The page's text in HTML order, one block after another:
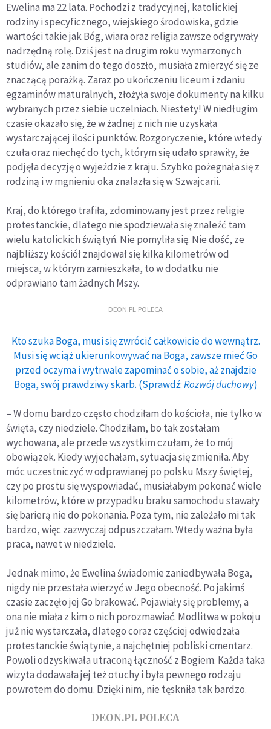
Ewelina ma 22 lata. Pochodzi z tradycyjnej, katolickiej
rodziny i specyficznego, wiejskiego środowiska, gdzie
wartości takie jak Bóg, wiara oraz religia zawsze odgrywały
nadrzędną rolę. Dziś jest na drugim roku wymarzonych
studiów, ale zanim do tego doszło, musiała zmierzyć się ze
znaczącą porażką. Zaraz po ukończeniu liceum i zdaniu
egzaminów maturalnych, złożyła swoje dokumenty na kilku
wybranych przez siebie uczelniach. Niestety! W niedługim
czasie okazało się, że w żadnej z nich nie uzyskała
wystarczającej ilości punktów. Rozgoryczenie, które wtedy
czuła oraz niechęć do tych, którym się udało sprawiły, że
podjęła decyzję o wyjeździe z kraju. Szybko pożegnała się z
rodziną i w mgnieniu oka znalazła się w Szwajcarii.
Kraj, do którego trafiła, zdominowany jest przez religie
protestanckie, dlatego nie spodziewała się znaleźć tam
wielu katolickich świątyń. Nie pomyliła się. Nie dość, ze
najbliższy kościół znajdował się kilka kilometrów od
miejsca, w którym zamieszkała, to w dodatku nie
odprawiano tam żadnych Mszy.
DEON.PL POLECA
Kto szuka Boga, musi się zwrócić całkowicie do wewnątrz.
Musi się wciąż ukierunkowywać na Boga, zawsze mieć Go
przed oczyma i wytrwale zapominać o sobie, aż znajdzie
Boga, swój prawdziwy skarb. (Sprawdź:Rozwój duchowy)
– W domu bardzo często chodziłam do kościoła, nie tylko w
święta, czy niedziele. Chodziłam, bo tak zostałam
wychowana, ale przede wszystkim czułam, że to mój
obowiązek. Kiedy wyjechałam, sytuacja się zmieniła. Aby
móc uczestniczyć w odprawianej po polsku Mszy świętej,
czy po prostu się wyspowiadać, musiałabym pokonać wiele
kilometrów, które w przypadku braku samochodu stawały
się barierą nie do pokonania. Poza tym, nie zależało mi tak
bardzo, więc zazwyczaj odpuszczałam. Wtedy ważna była
praca, nawet w niedziele.
Jednak mimo, że Ewelina świadomie zaniedbywała Boga,
nigdy nie przestała wierzyć w Jego obecność. Po jakimś
czasie zaczęło jej Go brakować. Pojawiały się problemy, a
ona nie miała z kim o nich porozmawiać. Modlitwa w pokoju
już nie wystarczała, dlatego coraz częściej odwiedzała
protestanckie świątynie, a najchętniej pobliski cmentarz.
Powoli odzyskiwała utraconą łączność z Bogiem. Każda taka
wizyta dodawała jej też otuchy i była pewnego rodzaju
powrotem do domu. Dzięki nim, nie tęskniła tak bardzo.
DEON.PL POLECA